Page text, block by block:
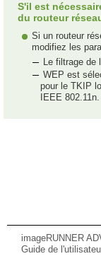
S'il est
du routeur
Si un routeur
modifiez les
Le filtrage de
WEP est
pour le TKIP
IEEE 802.11n.
imageRUNNER
Guide de